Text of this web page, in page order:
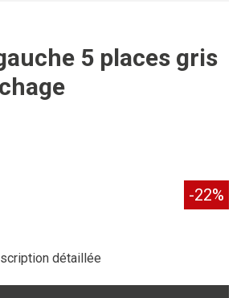
5 places gris
-22%
détaillée